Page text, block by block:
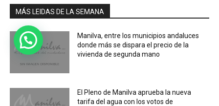
MÁS LEIDAS DE LA SEMANA
Manilva, entre los municipios andaluces
donde más se dispara el precio de la
vivienda de segunda mano
El Pleno de Manilva aprueba la nueva
tarifa del agua con los votos de